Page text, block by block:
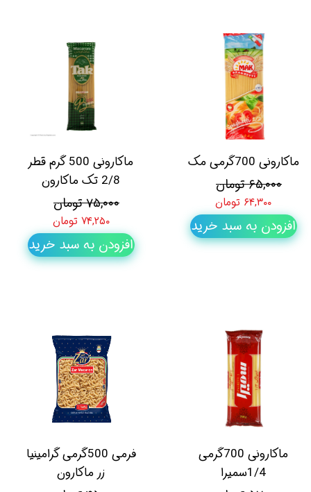
ماکارونی 700گرمی مک
۶۵,۰۰۰ تومان
۶۴,۳۰۰ تومان
افزودن به سبد خرید
ماکارونی 500 گرم قطر
2/8 تک ماکارون
۷۵,۰۰۰ تومان
۷۴,۲۵۰ تومان
افزودن به سبد خرید
ماکارونی 700گرمی
1/4سمیرا
فرمی 500گرمی گرامینیا
زر ماکارون